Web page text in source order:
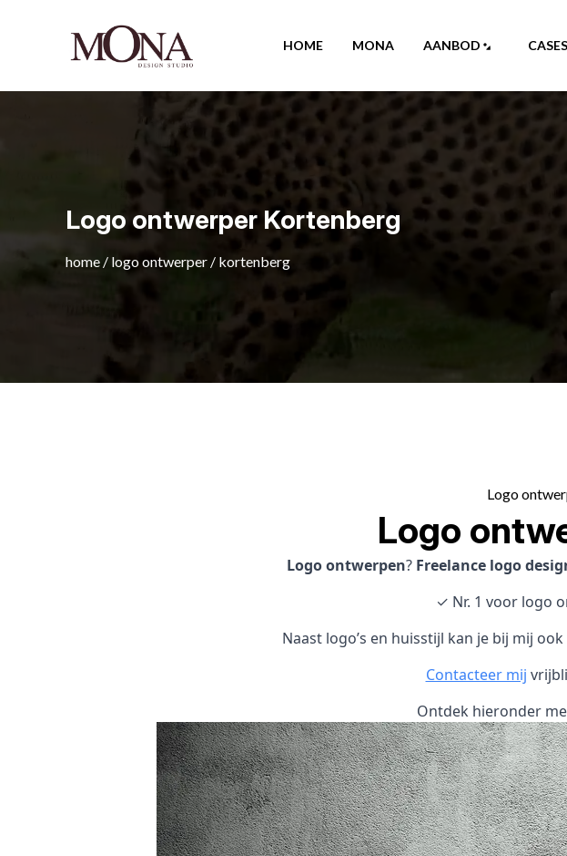
HOME MONA AANBOD CASES
Logo ontwerper Kortenberg
home / logo ontwerper/ kortenberg
Logo
Logo
Logo ontwerpen? Freelance logo
✓ Nr. 1 voor logo
Naast logo’s en huisstijl kan je bij mij
Contacteer mij
Ontdek hieronder